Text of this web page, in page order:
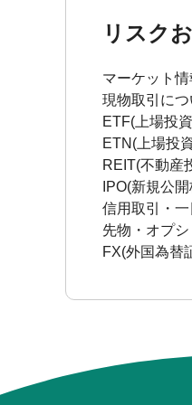
リスク
マーケット
現物取引につ
ETF(上場投
ETN(上場投
REIT(不動産
IPO(新規公
信用取引・
先物・オプ
FX(外国為替